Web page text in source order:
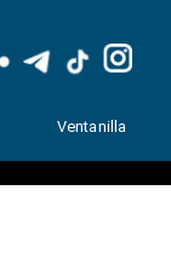
Ventanilla